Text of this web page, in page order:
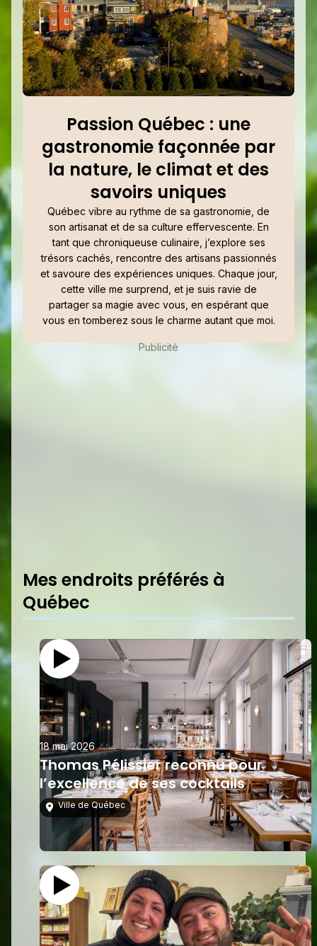
Passion Québec : une
gastronomie façonnée par
la nature, le climat et des
savoirs uniques
Québec vibre au rythme de sa gastronomie, de
son artisanat et de sa culture effervescente. En
tant que chroniqueuse culinaire, j’explore ses
trésors cachés, rencontre des artisans passionnés
et savoure des expériences uniques. Chaque jour,
cette ville me surprend, et je suis ravie de
partager sa magie avec vous, en espérant que
vous en tomberez sous le charme autant que moi.
Publicité
Mes endroits préférés à
Québec
18 mai 2026
Thomas Pélissier reconnu pour
l’excellence de ses cocktails
Ville de Québec